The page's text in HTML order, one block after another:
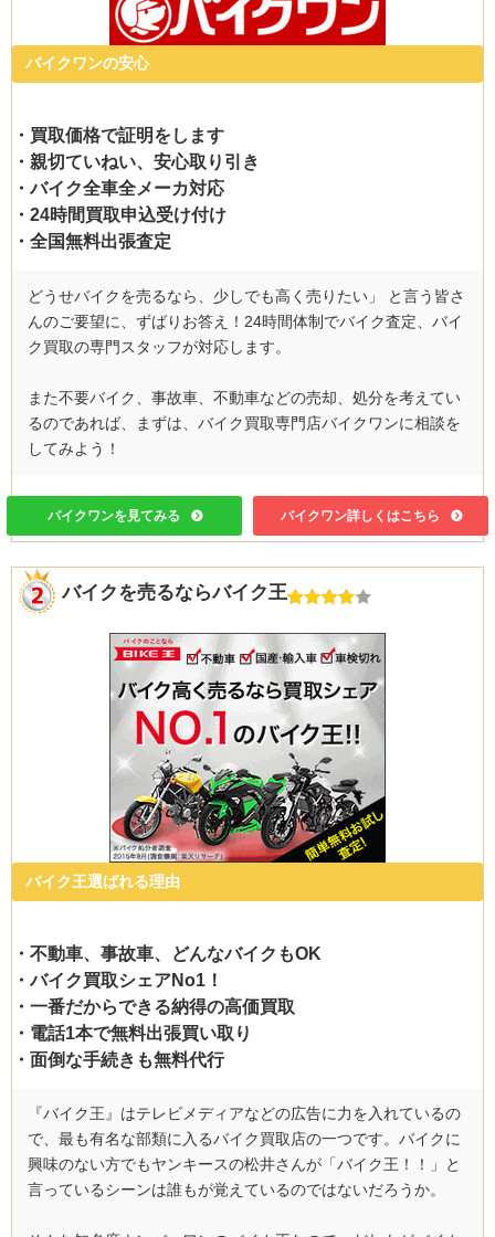
バイクワンの安心
・買取価格で証明をします
・親切ていねい、安心取り引き
・バイク全車全メーカ対応
・24時間買取申込受け付け
・全国無料出張査定
どうせバイクを売るなら、少しでも高く売りたい」 と言う皆さ
んのご要望に、ずばりお答え！24時間体制でバイク査定、バイ
ク買取の専門スタッフが対応します。
また不要バイク、事故車、不動車などの売却、処分を考えてい
るのであれば、まずは、バイク買取専門店バイクワンに相談を
してみよう！
バイクワンを見てみる バイクワン詳しくはこちら
バイクを売るならバイク王
バイク王選ばれる理由
・不動車、事故車、どんなバイクもOK
・バイク買取シェアNo1！
・一番だからできる納得の高価買取
・電話1本で無料出張買い取り
・面倒な手続きも無料代行
『バイク王』はテレビメディアなどの広告に力を入れているの
で、最も有名な部類に入るバイク買取店の一つです。バイクに
興味のない方でもヤンキースの松井さんが「バイク王！！」と
言っているシーンは誰もが覚えているのではないだろうか。